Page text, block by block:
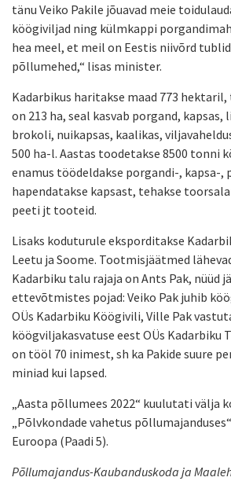
tänu Veiko Pakile jõuavad meie
köögiviljad ning külmkappi
hea meel, et meil on Eestis niivõrd
põllumehed,“ lisas minister.
Kadarbikus haritakse maad 773
on 213 ha, seal kasvab porgand,
brokoli, nuikapsas, kaalikas,
500 ha-l. Aastas toodetakse 8500 tonni
enamus töödeldakse porgandi-, kapsa-,
hapendatakse kapsast, tehakse
peeti jt tooteid.
Lisaks koduturule eksporditakse
Leetu ja Soome. Tootmisjäätmed
Kadarbiku talu rajaja on Ants Pak, nüüd
ettevõtmistes pojad: Veiko Pak juhib
OÜs Kadarbiku Köögivili, Ville Pak
köögviljakasvatuse eest OÜs Kadarbiku
on tööl 70 inimest, sh ka Pakide suure
miniad kui lapsed.
„Aasta põllumees 2022“ kuulutati välja
„Põlvkondade vahetus
Euroopa (Paadi 5).
Põllumajandus-Kaubanduskoda ja